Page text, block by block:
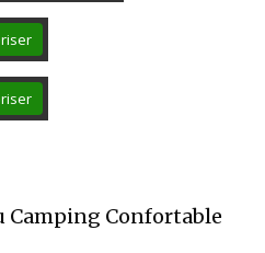
Camping Confortable